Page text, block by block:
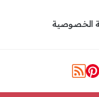
الخصوصية